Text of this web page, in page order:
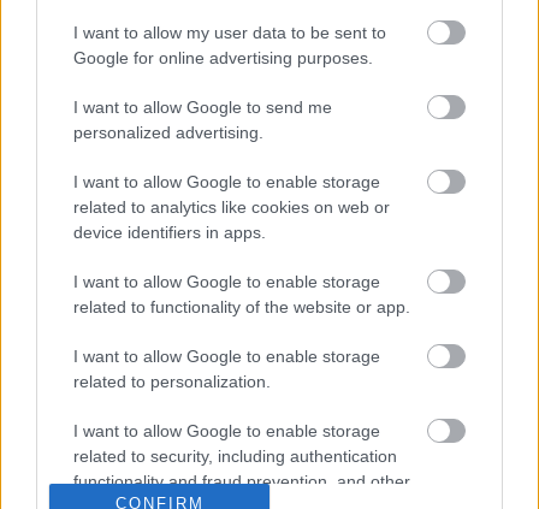
I want to allow my user data to be sent to
Google for online advertising purposes.
I want to allow Google to send me
personalized advertising.
I want to allow Google to enable storage
related to analytics like cookies on web or
device identifiers in apps.
I want to allow Google to enable storage
related to functionality of the website or app.
I want to allow Google to enable storage
related to personalization.
I want to allow Google to enable storage
related to security, including authentication
functionality and fraud prevention, and other
CONFIRM
hogy elveszítenénk az autók gyorsaságát és versenyzési
élményét. A Toyota nem fektetne bele a hidrogén
meghajtásba, ha nem tudnánk, hogy ez lehet a jövő
hajtása. Ez a hajtás képes megőrizni az autók mostani
A WRC jelenleg is azon dolgozik, hogy milyen hajtás
hidrogénhajtás is megoldás lehet majd.
Akio Toyoda kiemelt Toyota Gazoo Racing
WRC
Facebook X Pinterest